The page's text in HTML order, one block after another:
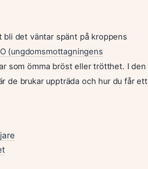
bli det väntar spänt på kroppens
(ungdomsmottagningens
som ömma bröst eller trötthet. I den
de brukar uppträda och hur du får ett